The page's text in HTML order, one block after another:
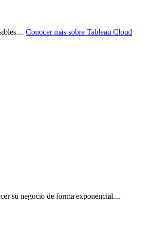
... Conocer más sobre Tableau Cloud
su negocio de forma exponencial....